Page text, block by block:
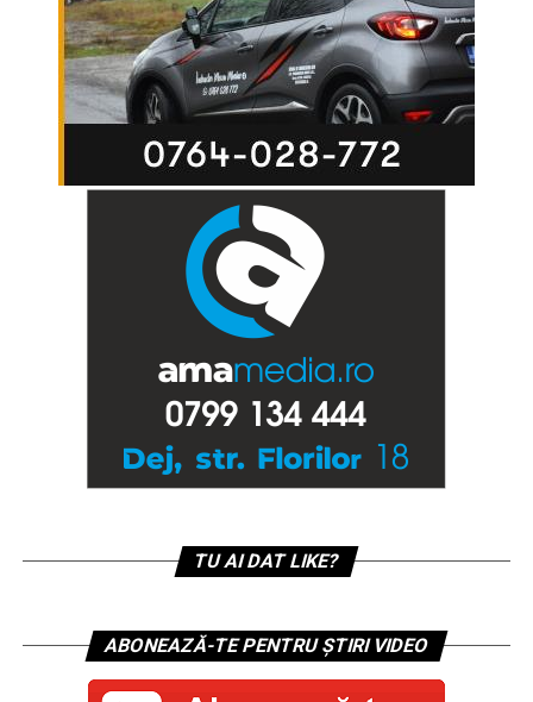
TU AI DAT LIKE?
ABONEAZĂ-TE PENTRU ȘTIRI VIDEO